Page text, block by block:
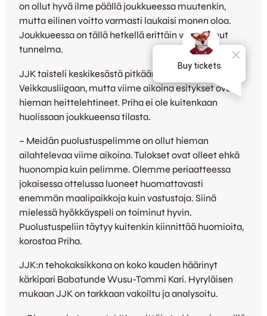
on ollut hyvä ilme päällä joukkueessa muutenkin,
mutta eilinen voitto varmasti laukaisi monen oloa.
Joukkueessa on tällä hetkellä erittäin vapautunut
tunnelma.
JJK taisteli keskikesästä pitkään myös noususta
Veikkausliigaan, mutta viime aikoina esitykset ovat
hieman heittelehtineet. Priha ei ole kuitenkaan
huolissaan joukkueensa tilasta.
– Meidän puolustuspelimme on ollut hieman
ailahtelevaa viime aikoina. Tulokset ovat olleet ehkä
huonompia kuin pelimme. Olemme periaatteessa
jokaisessa ottelussa luoneet huomattavasti
enemmän maalipaikkoja kuin vastustaja. Siinä
mielessä hyökkäyspeli on toiminut hyvin.
Puolustuspeliin täytyy kuitenkin kiinnittää huomioita,
korostaa Priha.
JJK:n tehokaksikkona on koko kauden häärinyt
kärkipari Babatunde Wusu-Tommi Kari. Hyryläisen
mukaan JJK on tarkkaan vakoiltu ja analysoitu.